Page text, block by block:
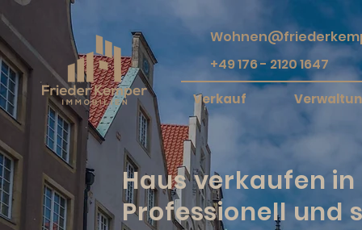
+49 176 - 2120 1647
Verkauf
Haus verkaufen in
Professionell und